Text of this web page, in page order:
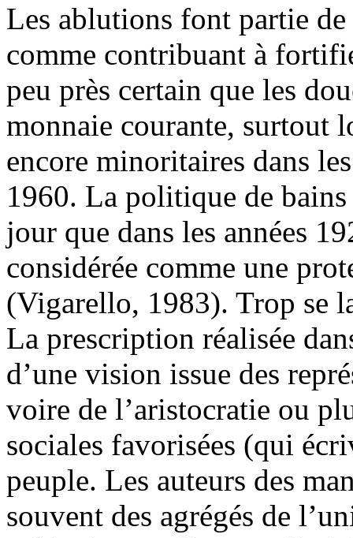
Les ablutions font partie
comme contribuant à
peu près certain que les
monnaie courante, surtout
encore minoritaires dans
1960. La politique de
jour que dans les années
considérée comme une
(Vigarello, 1983). Trop se
La prescription réalisée
d’une vision issue des
voire de l’aristocratie ou
sociales favorisées (qui
peuple. Les auteurs des
souvent des agrégés de